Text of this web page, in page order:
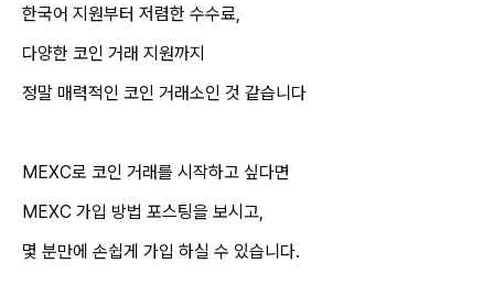
한국어 지원부터 저렴한 수수료,
다양한 코인 거래 지원까지
정말 매력적인 코인 거래소인 것 같습니다
MEXC로 코인 거래를 시작하고 싶다면
MEXC 가입 방법 포스팅을 보시고,
몇 분만에 손쉽게 가입 하실 수 있습니다.